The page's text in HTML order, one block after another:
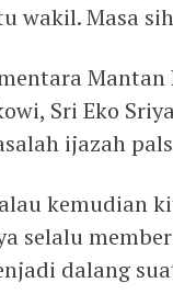
wakil. Masa
Sri Eko
ijazah
kemudian
selalu
dalang